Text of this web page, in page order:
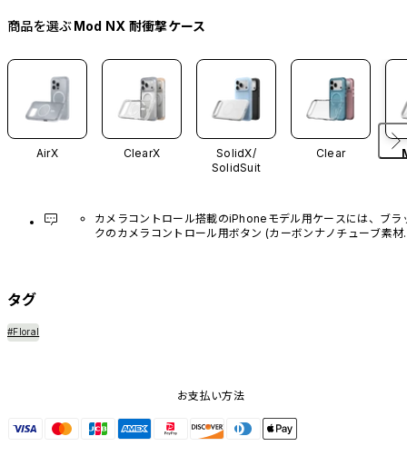
商品を選ぶMod NX 耐衝撃ケース
AirX ClearX
SolidX/
SolidSuit
Clear
カメラコントロール搭載のiPhoneモデル用ケースには、ブラ
クのカメラコントロール用ボタン (カーボンナノチューブ素材)
タグ
#Floral
お支払い方法